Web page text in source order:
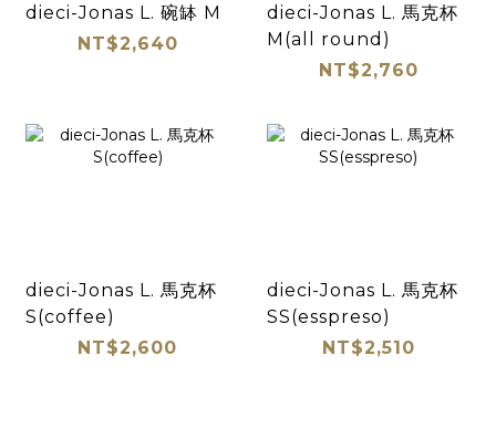
dieci-Jonas L. 碗缽 M
NT$2,640
dieci-Jonas L. 馬克杯
M(all round)
NT$2,760
dieci-Jonas L. 馬克杯
S(coffee)
NT$2,600
dieci-Jonas L. 馬克杯
SS(esspreso)
NT$2,510